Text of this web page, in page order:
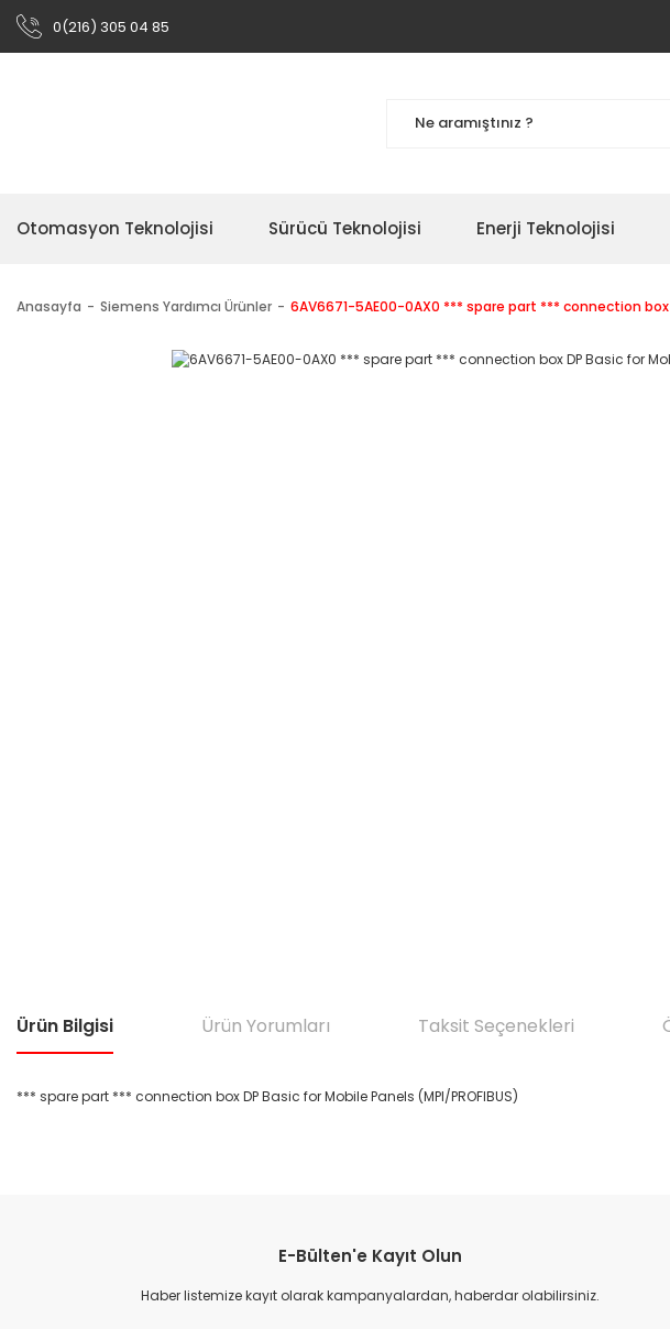
0(216) 305 04 85
Otomasyon Teknolojisi Sürücü Teknolojisi Enerji Teknolojisi
Anasayfa Siemens Yardımcı Ürünler 6AV6671-5AE00-0AX0 *** spare part *** connection box
Ürün Bilgisi Ürün Yorumları Taksit Seçenekleri
*** spare part *** connection box DP Basic for Mobile Panels (MPI/PROFIBUS)
Ürün resmi kalitesiz, bozuk veya görüntülenemiyor.
Ürün açıklamasında eksik bilgiler bulunuyor.
E-Bülten'e Kayıt Olun
Haber listemize kayıt olarak kampanyalardan, haberdar olabilirsiniz.